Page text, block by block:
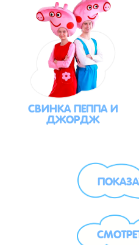
СВИНКА ПЕППА И
ДЖОРДЖ